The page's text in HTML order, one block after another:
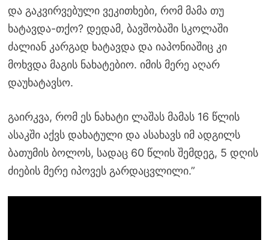
და გაკვირვებული ვეკითხები, რომ მამა თუ
ხატავდა-თქო? დედამ, ბავშობაში სკოლაში
ძალიან კარგად ხატავდა და იაპონიაშიც კი
მოხვდა მაგის ნახატებიო. იმის მერე აღარ
დაუხატავსო.
გაირკვა, რომ ეს ნახატი ლაშას მამას 16 წლის
ასაკში აქვს დახატული და ასახავს იმ ადგილს
ბათუმის ბოლოს, სადაც 60 წლის შემდეგ, 5 დღის
ძიების მერე იპოვეს გარდაცვლილი.”